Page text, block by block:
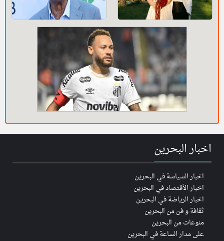
اخبار البحرين
اخبار السياسة في البحرين
اخبار الأقتصاد في البحرين
اخبار الرياضة في البحرين
ثقافة و فن من البحرين
منوعات من البحرين
على مدار الساعة في البحرين